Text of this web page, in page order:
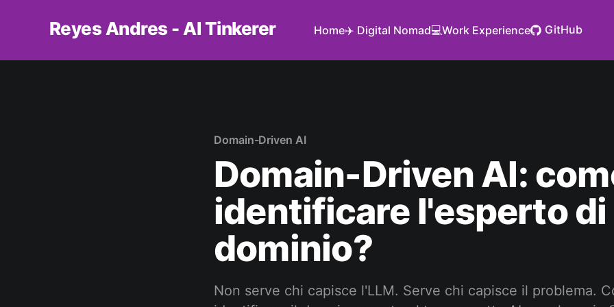
Reyes Andres - AI Tinkerer Home✈️ Digital Nomad💻Work Experience GitHub
Domain-Driven AI
Domain-Driven AI:
identificare l'esperto di
dominio?
Non serve chi capisce l'LLM. Serve chi capisce il problema.